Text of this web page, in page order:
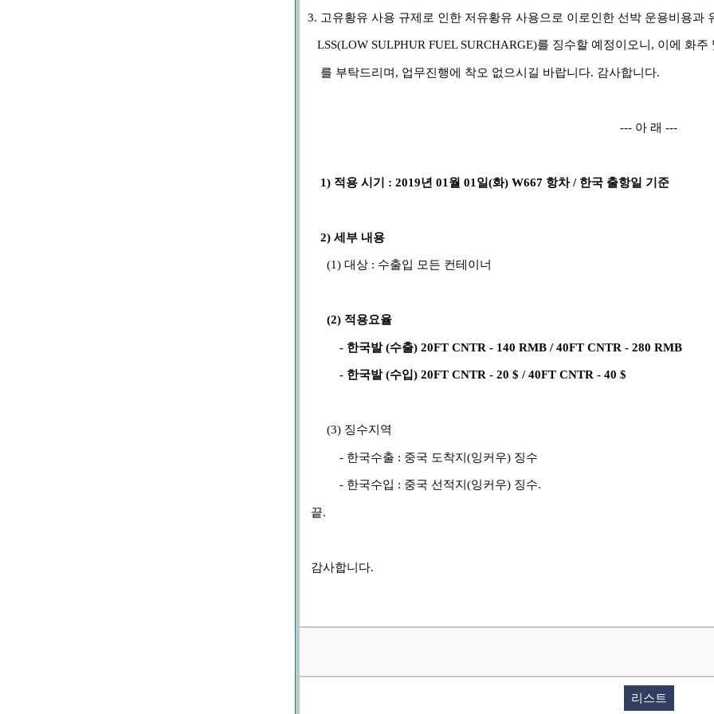
3. 고유황유 사용 규제로 인한 저유황유 사용으로 이로인한 선박 운용비용과
LSS(LOW SULPHUR FUEL SURCHARGE)를 징수할 예정이오니 , 이에 화주
를 부탁드리며, 업무진행에 착오 없으시길 바랍니다. 감사합니다.
--- 아 래 ---
1) 적용 시기 : 2019년 01 월 01 일(화) W667 항차/ 한국 출항일 기준
2) 세부 내용
(1) 대상 : 수출입 모든 컨테이너
(2) 적용요율
- 한국발(수출) 20FT CNTR - 140 RMB / 40FT CNTR - 280 RMB
- 한국발(수입) 20FT CNTR - 20 $ / 40FT CNTR - 40 $
(3) 징수지역
- 한국수출 : 중국 도착지(잉커우) 징수
- 한국수입 : 중국 선적지 (잉커우) 징수.
끝.
감사합니다.